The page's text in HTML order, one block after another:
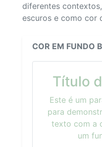
diferentes
escuros e como cor
COR EM FUNDO
Título
Este é um
para
texto com a
um